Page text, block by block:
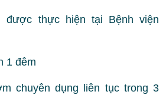
được thực hiện tại Bệnh viện
1 đêm
chuyên dụng liên tục trong 3